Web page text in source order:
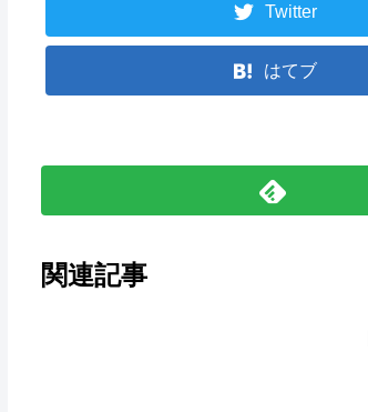
Twitter
はてブ
関連記事